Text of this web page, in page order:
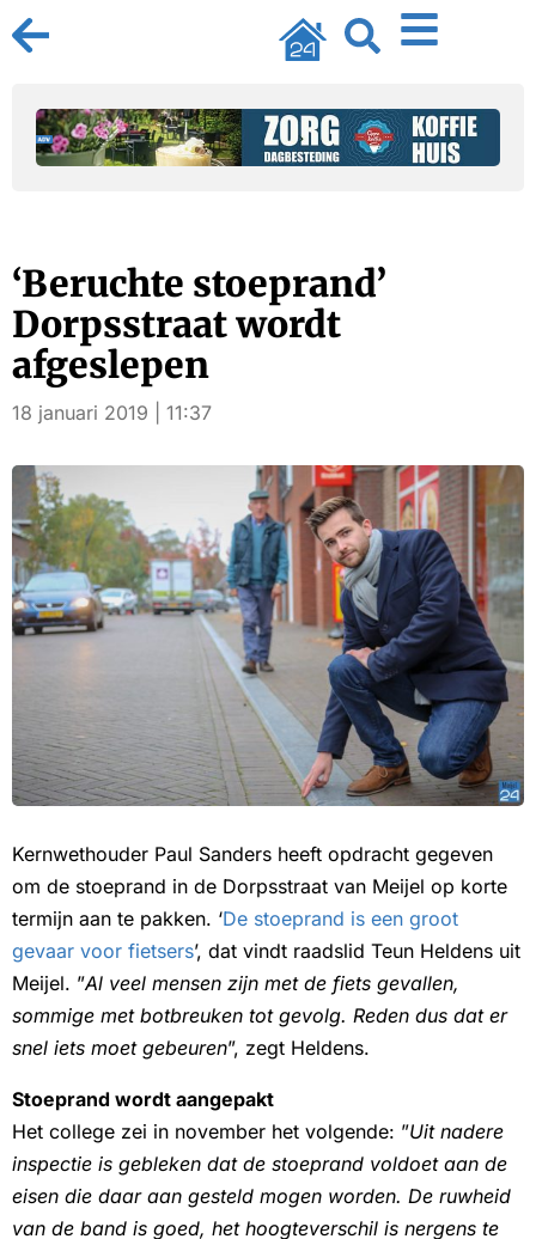
‘Beruchte stoeprand’
Dorpsstraat wordt
afgeslepen
18 januari 2019 | 11:37
Kernwethouder Paul Sanders heeft opdracht gegeven
om de stoeprand in de Dorpsstraat van Meijel op korte
termijn aan te pakken. ‘De stoeprand is een groot
gevaar voor fietsers’, dat vindt raadslid Teun Heldens uit
Meijel. ”Al veel mensen zijn met de fiets gevallen,
sommige met botbreuken tot gevolg. Reden dus dat er
snel iets moet gebeuren”, zegt Heldens.
Stoeprand wordt aangepakt
Het college zei in november het volgende: ”Uit nadere
inspectie is gebleken dat de stoeprand voldoet aan de
eisen die daar aan gesteld mogen worden. De ruwheid
van de band is goed, het hoogteverschil is nergens te